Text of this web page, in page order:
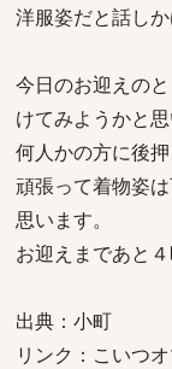
洋服姿だと話し
今日のお迎えの
けてみようかと思
何人かの方に後
頑張って着物姿
思います。
お迎えまであと
出典：小町
リンク：こいつ